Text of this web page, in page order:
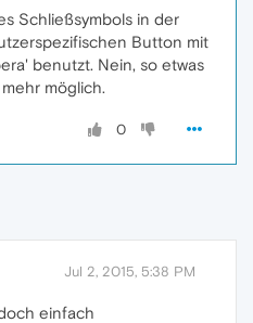
Schließsymbols in der
Button mit
benutzt. Nein, so etwas
möglich.
0
Jul 2, 2015, 5:38 PM
einfach